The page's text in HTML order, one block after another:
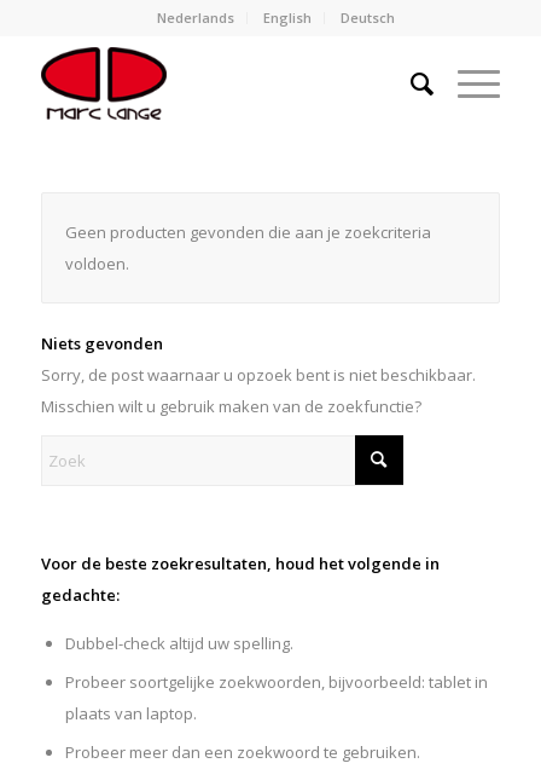
Nederlands English Deutsch
Geen producten gevonden die aan je zoekcriteria
voldoen.
Niets gevonden
Sorry, de post waarnaar u opzoek bent is niet beschikbaar.
Misschien wilt u gebruik maken van de zoekfunctie?
Voor de beste zoekresultaten, houd het volgende in
gedachte:
Dubbel-check altijd uw spelling.
Probeer soortgelijke zoekwoorden, bijvoorbeeld: tablet in
plaats van laptop.
Probeer meer dan een zoekwoord te gebruiken.